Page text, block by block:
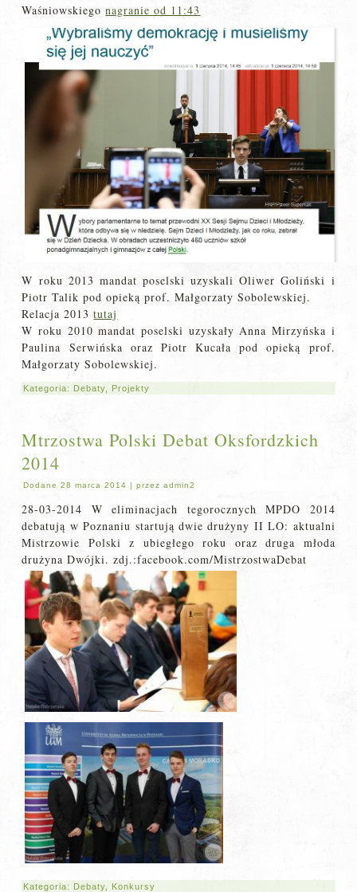
Waśniowskiegonagranie od 11:43
W roku 2013 mandat poselski uzyskali Oliwer Goliński i
Piotr Talik pod opieką prof. Małgorzaty Sobolewskiej.
Relacja 2013tutaj
W roku 2010 mandat poselski uzyskały Anna Mirzyńska i
Paulina Serwińska oraz Piotr Kucała pod opieką prof.
Małgorzaty Sobolewskiej.
Kategoria: Debaty Projekty
Mtrzostwa Polski Debat Oksfordzkich
2014
Dodane 28 marca 2014 |przez admin2
28-03-2014 W eliminacjach tegorocznych MPDO 2014
debatują w Poznaniu startują dwie drużyny II LO: aktualni
Mistrzowie Polski z ubiegłego roku oraz druga młoda
drużyna Dwójki. zdj.:facebook.com/MistrzostwaDebat
Kategoria: Debaty Konkursy